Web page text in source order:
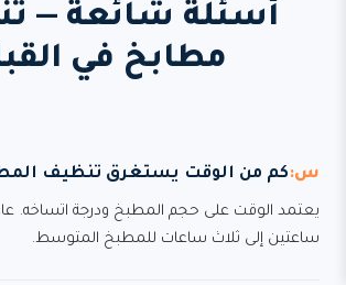
أسئلة شائعة —
مطابخ في
كم من الوقت يستغرق تنظيف
يعتمد الوقت على حجم المطبخ ودرجة اتساخه.
ساعتين إلى ثلاث ساعات للمطبخ المتوسط.